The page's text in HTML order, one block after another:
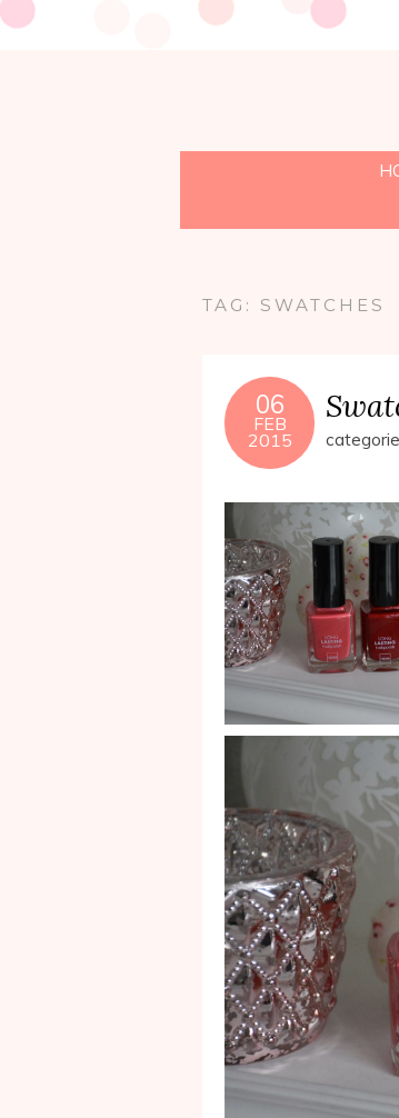
TAG: SWATCHES
06
FEB
2015